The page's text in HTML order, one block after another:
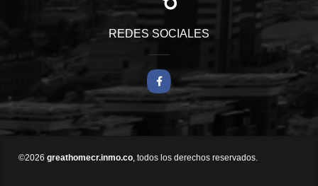
REDES SOCIALES
Facebook
©2026 greathomecr.inmo.co, todos los derechos reservados.